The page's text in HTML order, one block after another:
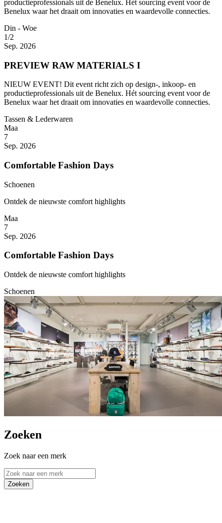
productieprofessionals uit de Benelux. Hét sourcing event voor de
Benelux waar het draait om innovaties en waardevolle connecties.
Din - Woe
1/2
Sep. 2026
PREVIEW RAW MATERIALS I
NIEUW EVENT! Dit event richt zich op design-, inkoop- en
productieprofessionals uit de Benelux. Hét sourcing event voor de
Benelux waar het draait om innovaties en waardevolle connecties.
Tassen & Lederwaren
Maa
7
Sep. 2026
Comfortable Fashion Days
Schoenen
Ontdek de nieuwste comfort highlights
Maa
7
Sep. 2026
Comfortable Fashion Days
Ontdek de nieuwste comfort highlights
Schoenen
Zoeken
Zoek naar een merk
Zoeken